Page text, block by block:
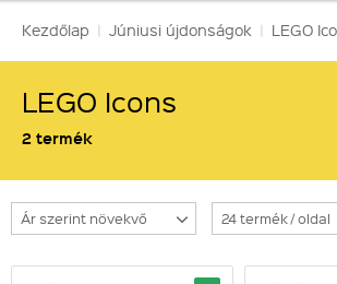
Kezdőlap | Júniusi újdonságok | LEGO
LEGO Icons
2 termék
Ár szerint növekvő 24 termék / oldal